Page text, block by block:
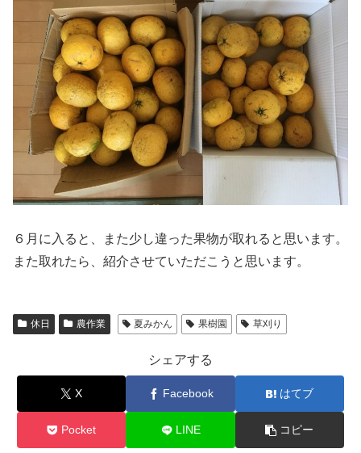
６月に入ると、また少し違った果物が取れると思います。
また取れたら、紹介させていただこうと思います。
休日 農作業 夏みかん 果樹園 草刈り
シェアする
X Facebook はてブ
Pocket LINE コピー